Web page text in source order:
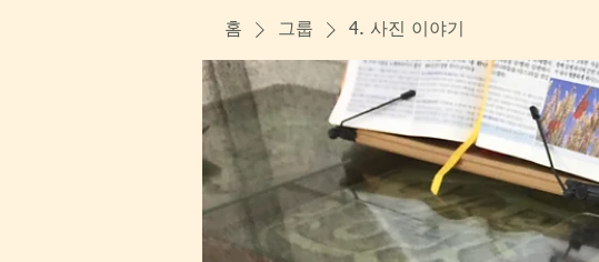
홈 그룹 4. 사진 이야기